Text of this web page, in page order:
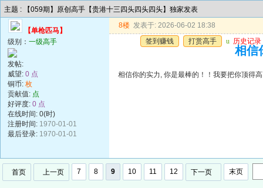
主题 : 【059期】原创高手【贵港十三四头四头四头】独家发表
【单枪匹马】
级别： 一级高手
发帖:
威望: 0 点
铜币: 枚
贡献值: 点
好评度: 0 点
在线时间: 0(时)
注册时间: 1970-01-01
最后登录: 1970-01-01
8楼 发表于: 2026-06-02 18:38
签到赚钱
打赏高手 u 历史记录
相信
相信你的实力, 你是最棒的！！我要把你顶得
首页 上一页 7 8 9 10 11 12 下一页 末页